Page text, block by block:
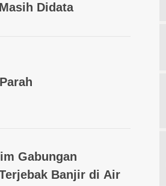
Didata
Gabungan
Banjir di Air